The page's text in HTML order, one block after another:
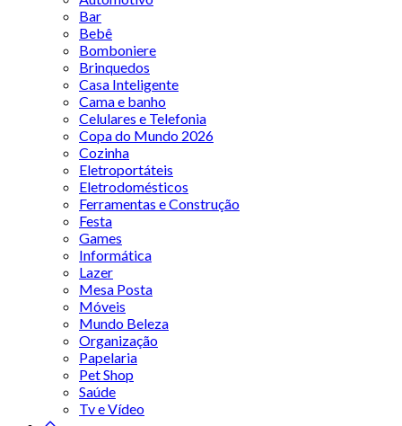
Bar
Bebê
Bomboniere
Brinquedos
Casa Inteligente
Cama e banho
Celulares e Telefonia
Copa do Mundo 2026
Cozinha
Eletroportáteis
Eletrodomésticos
Ferramentas e Construção
Festa
Games
Informática
Lazer
Mesa Posta
Móveis
Mundo Beleza
Organização
Papelaria
Pet Shop
Saúde
Tv e Vídeo